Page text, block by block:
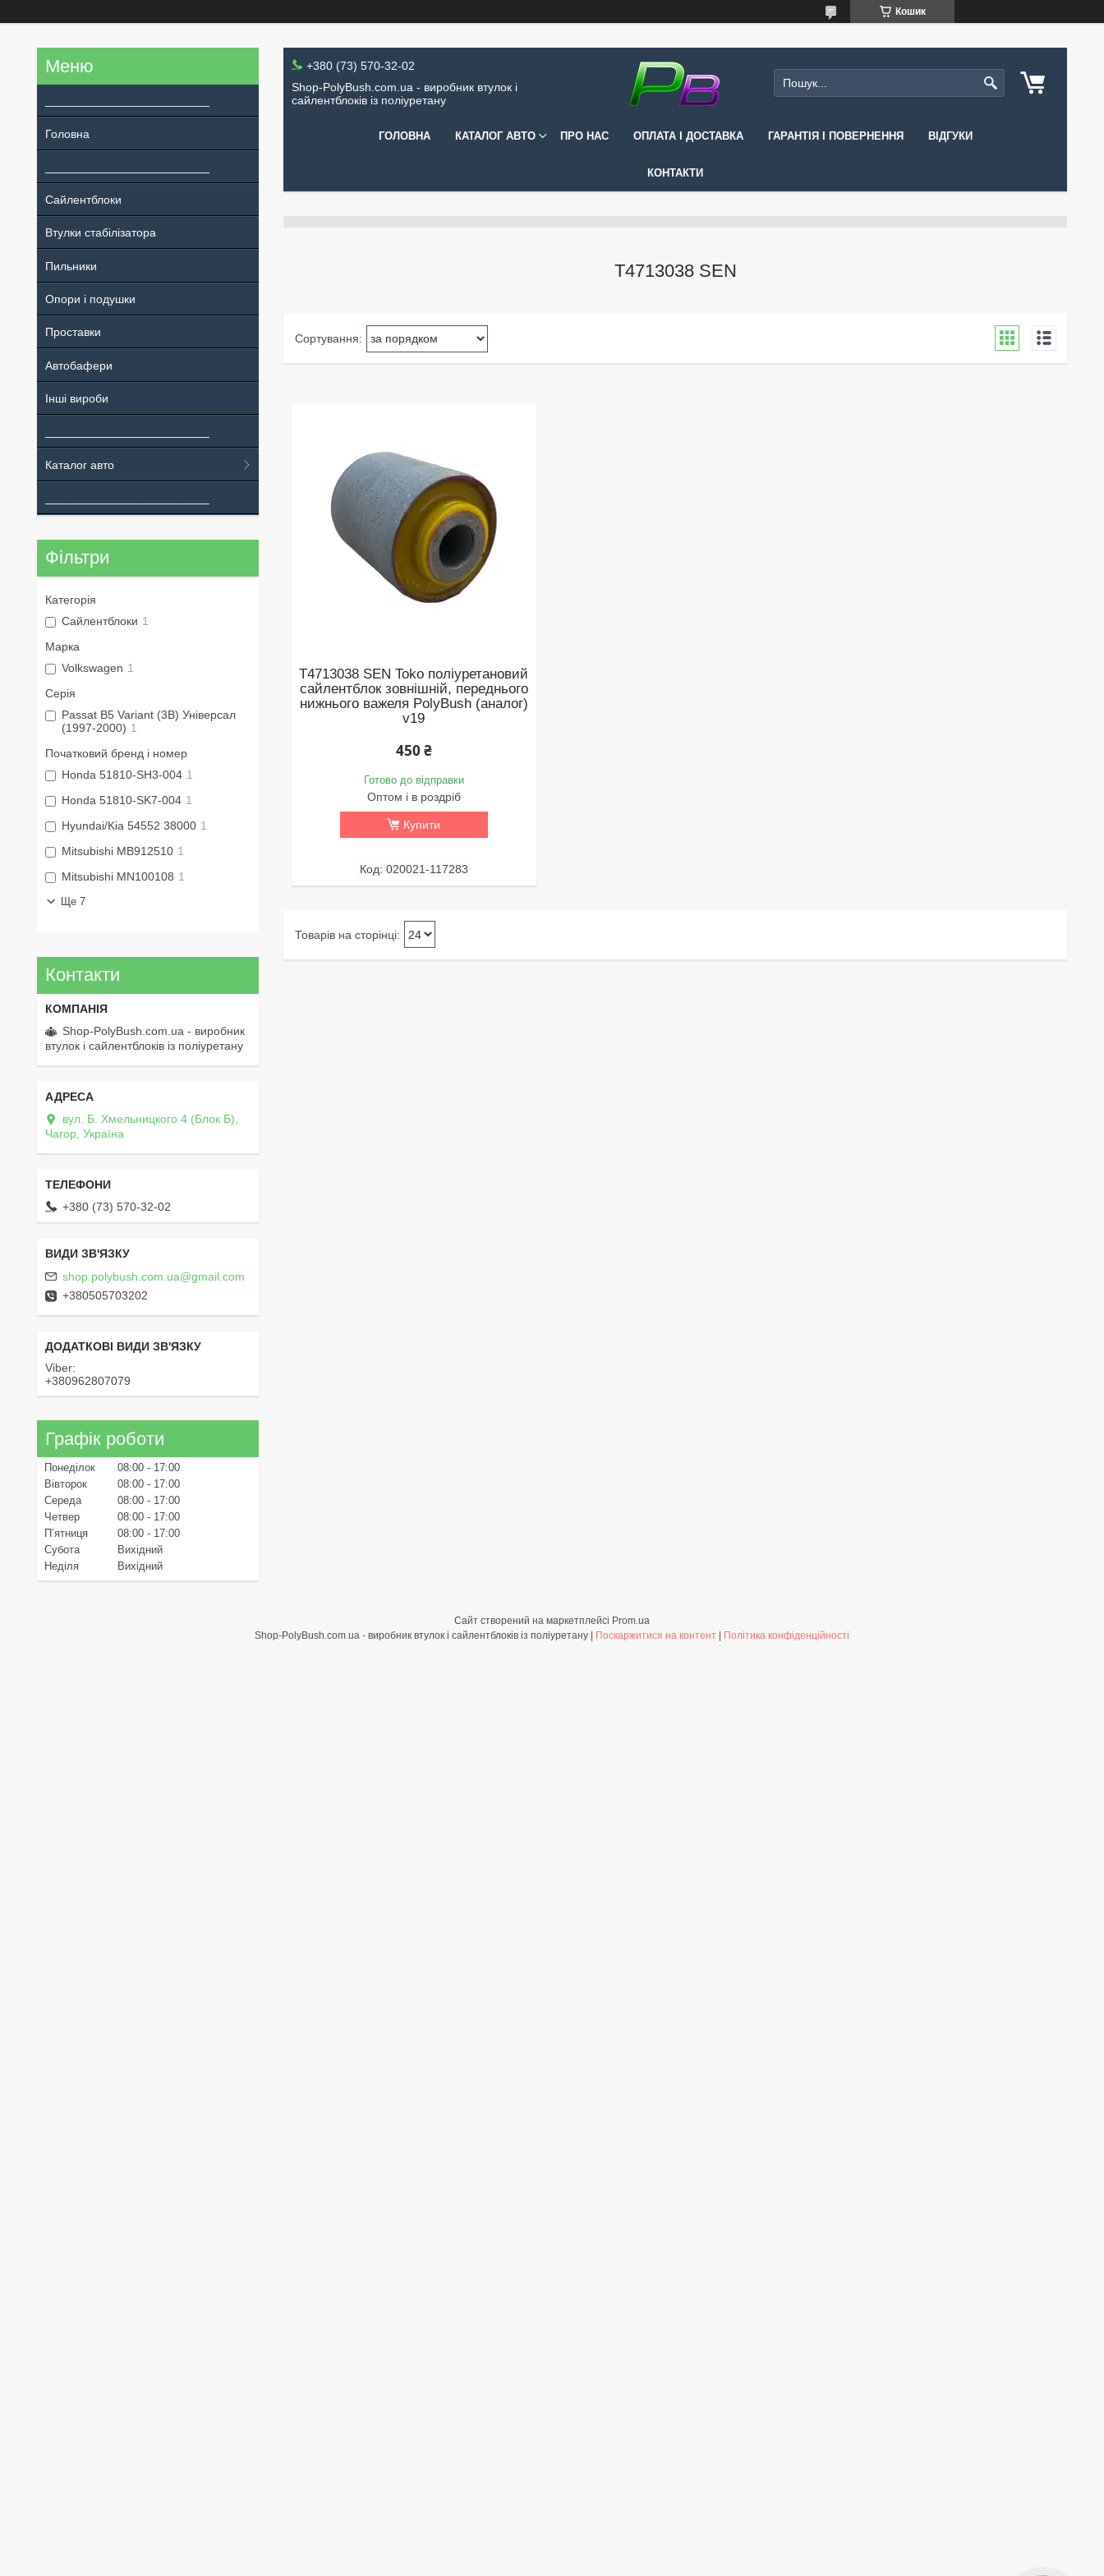
Кошик
+380 (73) 570-32-02
Shop-PolyBush.com.ua - виробник втулок і
сайлентблоків із поліуретану
ГОЛОВНА КАТАЛОГ АВТО ПРО НАС ОПЛАТА І ДОСТАВКА ГАРАНТІЯ І ПОВЕРНЕННЯ ВІДГУКИ
КОНТАКТИ
T4713038 SEN
T4713038 SEN Toko поліуретановий
сайлентблок зовнішній, переднього
нижнього важеля PolyBush (аналог)
v19
450 ₴
Готово до відправки
Оптом і в роздріб
Купити
020021-117283
Головна
Сайлентблоки
Втулки стабілізатора
Пильники
Опори і подушки
Проставки
Автобафери
Інші вироби
Каталог авто
Фільтри
Категорія
Сайлентблоки 1
Марка
Volkswagen 1
Серія
Passat B5 Variant (3B) Універсал
(1997-2000) 1
Початковий бренд і номер
Honda 51810-SH3-004 1
Honda 51810-SK7-004 1
Hyundai/Kia 54552 38000 1
Mitsubishi MB912510 1
Mitsubishi MN100108 1
Ще 7
Контакти
Shop-PolyBush.com.ua - виробник
втулок і сайлентблоків із поліуретану
вул. Б. Хмельницкого 4 (Блок Б),
Чагор, Україна
+380 (73) 570-32-02
shop.polybush.com.ua@gmail.com
+380505703202
Viber
+380962807079
Графік роботи
Понеділок 08:00
17:00
Вівторок
08:00
17:00
Середа
08:00
17:00
Четвер
08:00
17:00
Пʼятниця
08:00
17:00
Субота
Вихідний
Неділя
Вихідний
Сайт створений на маркетплейсі Prom.ua
Поскаржитися на контент Політика конфіденційності